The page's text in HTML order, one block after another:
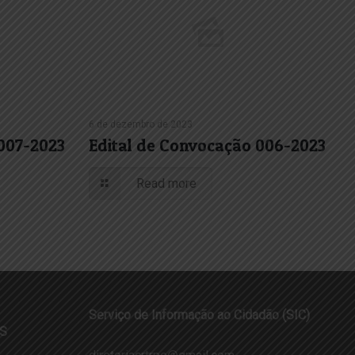
2023
6 de dezembro de 2023
Edital de Convocação 006-2023
Read more
Serviço de Informação ao Cidadão (SIC)